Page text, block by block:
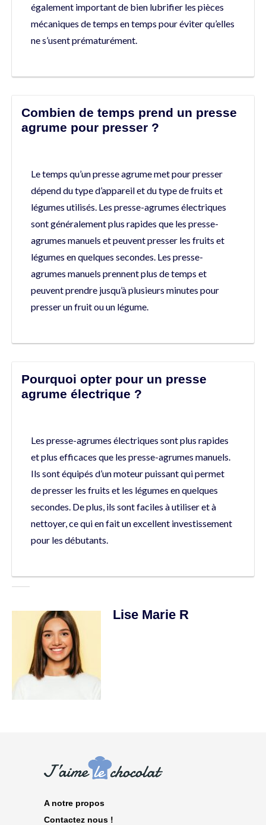
également important de bien lubrifier les pièces
mécaniques de temps en temps pour éviter qu’elles
ne s’usent prématurément.
Combien de temps prend un presse
agrume pour presser ?
Le temps qu’un presse agrume met pour presser
dépend du type d’appareil et du type de fruits et
légumes utilisés. Les presse-agrumes électriques
sont généralement plus rapides que les presse-
agrumes manuels et peuvent presser les fruits et
légumes en quelques secondes. Les presse-
agrumes manuels prennent plus de temps et
peuvent prendre jusqu’à plusieurs minutes pour
presser un fruit ou un légume.
Pourquoi opter pour un presse
agrume électrique ?
Les presse-agrumes électriques sont plus rapides
et plus efficaces que les presse-agrumes manuels.
Ils sont équipés d’un moteur puissant qui permet
de presser les fruits et les légumes en quelques
secondes. De plus, ils sont faciles à utiliser et à
nettoyer, ce qui en fait un excellent investissement
pour les débutants.
Lise Marie R
A notre propos
Contactez nous !